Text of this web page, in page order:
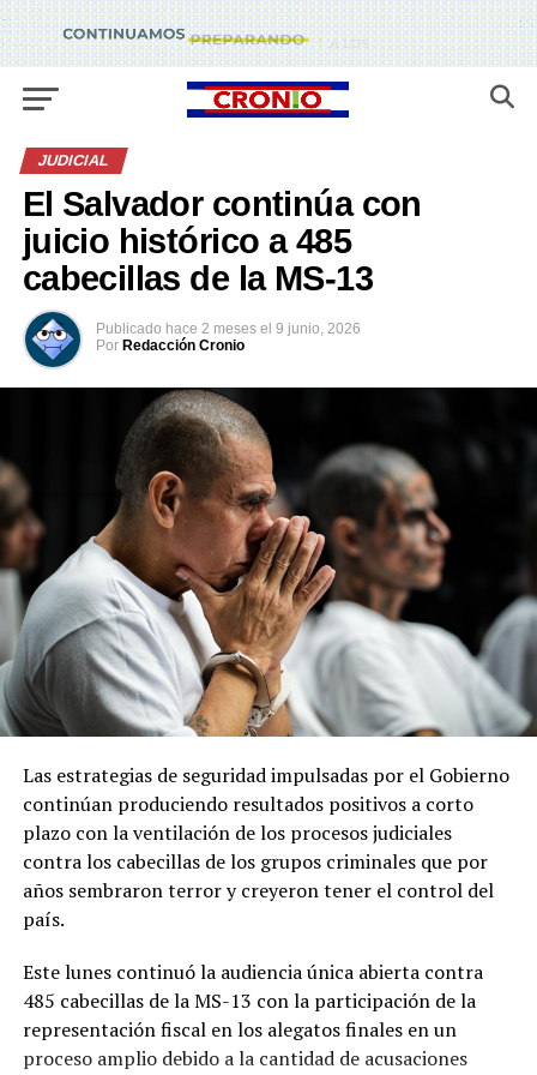
JUDICIAL
El Salvador continúa con
juicio histórico a 485
cabecillas de la MS-13
Publicado hace 2 meses el 9 junio, 2026
Por Redacción Cronio
Las estrategias de seguridad impulsadas por el Gobierno
continúan produciendo resultados positivos a corto
plazo con la ventilación de los procesos judiciales
contra los cabecillas de los grupos criminales que por
años sembraron terror y creyeron tener el control del
país.
Este lunes continuó la audiencia única abierta contra
485 cabecillas de la MS-13 con la participación de la
representación fiscal en los alegatos finales en un
proceso amplio debido a la cantidad de acusaciones